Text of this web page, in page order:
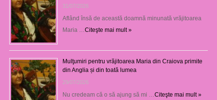
31/07/2026
Aflând însă de această doamnă minunată vrăjitoarea
Maria … Citeşte mai mult »
Mulţumiri pentru vrăjitoarea Maria din Craiova primite
din Anglia și din toată lumea
29/07/2026
Nu credeam că o să ajung să mi … Citeşte mai mult »